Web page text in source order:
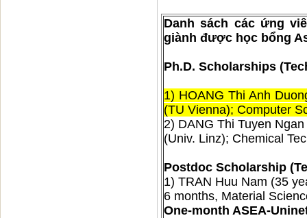
Danh sách các ứng
giành được học bổng
Ph.D. Scholarships
1) HOANG Thi Anh
(TU Vienna); Computer
2) DANG Thi Tuyen
(Univ. Linz); Chemical
Postdoc Scholarship
1) TRAN Huu Nam (35
6 months, Material
One-month ASEA-